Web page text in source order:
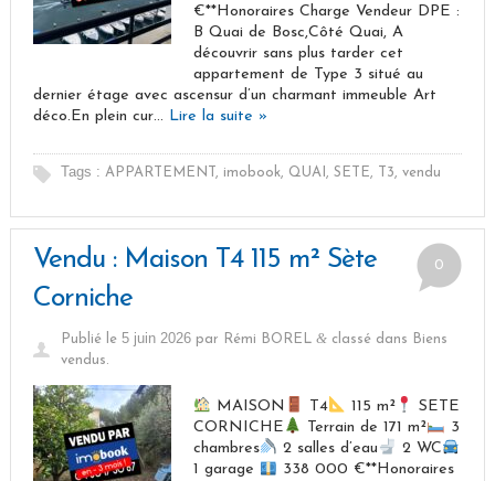
€**Honoraires Charge Vendeur DPE :
B Quai de Bosc,Côté Quai, A
découvrir sans plus tarder cet
appartement de Type 3 situé au
dernier étage avec ascensur d’un charmant immeuble Art
déco.En plein cur… Lire la suite »
Tags : APPARTEMENT , imobook, QUAI , SETE, T3, vendu
0
Vendu : Maison T4 115 m² Sète
Corniche
Publié le 5 juin 2026par Rémi BOREL &classé dans
Biens
vendus.
MAISON T4 115 m²
SETE
CORNICHE
Terrain de 171 m²
3
chambres
2 salles d’eau
2 WC
1 garage
338 000 €**Honoraires